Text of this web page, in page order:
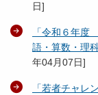
日]
「令和６年
語・算数・理
年04月07日]
「若者チャ